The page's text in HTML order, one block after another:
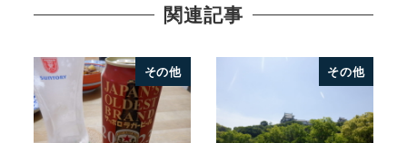
関連記事
その他 その他